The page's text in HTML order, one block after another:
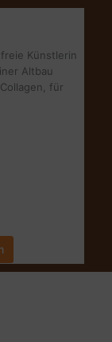
Künstlerin
Altbau
für